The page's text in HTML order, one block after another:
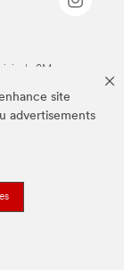
site
advertisements
da 3M.